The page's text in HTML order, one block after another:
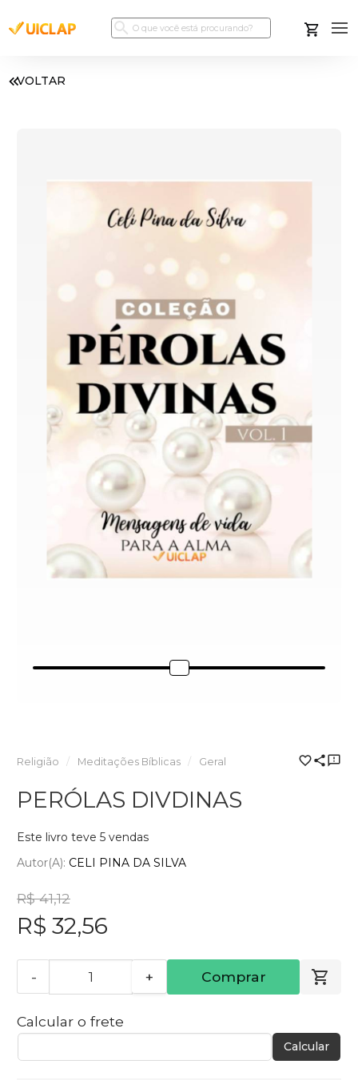
VOLTAR
Religião Meditações Bíblicas Geral
PERÓLAS DIVDINAS
Este livro teve 5 vendas
Autor(a): CELI PINA DA SILVA
R$ 41,12
R$ 32,56
- + Comprar
Calcular o frete
Calcular